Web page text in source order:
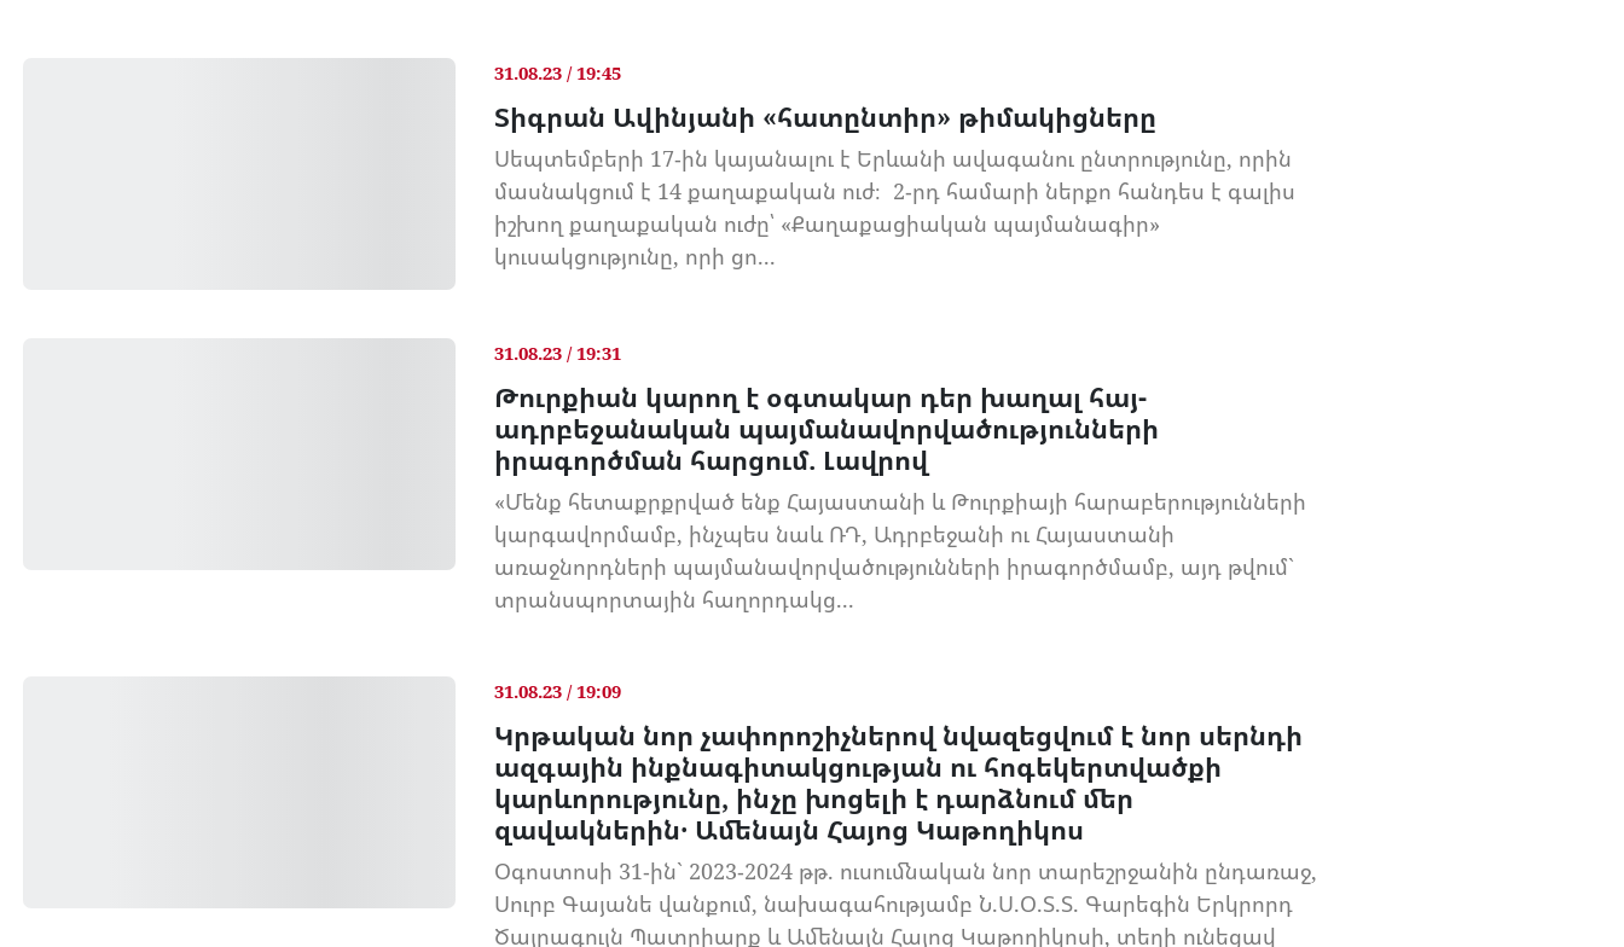
31.08.23 / 19:45
Տիգրան Ավինյանի «հատընտիր» թիմակիցները
Սեպտեմբերի 17-ին կայանալու է Երևանի ավագանու ընտրությունը, որին
մասնակցում է 14 քաղաքական ուժ։ 2-րդ համարի ներքո հանդես է գալիս
իշխող քաղաքական ուժը՝ «Քաղաքացիական պայմանագիր»
կուսակցությունը, որի ցո...
31.08.23 / 19:31
Թուրքիան կարող է օգտակար դեր խաղալ հայ-
ադրբեջանական պայմանավորվածությունների
իրագործման հարցում. Լավրով
«Մենք հետաքրքրված ենք Հայաստանի և Թուրքիայի հարաբերությունների
կարգավորմամբ, ինչպես նաև ՌԴ, Ադրբեջանի ու Հայաստանի
առաջնորդների պայմանավորվածությունների իրագործմամբ, այդ թվում`
տրանսպորտային հաղորդակց...
31.08.23 / 19:09
Կրթական նոր չափորոշիչներով նվազեցվում է նոր սերնդի
ազգային ինքնագիտակցության ու հոգեկերտվածքի
կարևորությունը, ինչը խոցելի է դարձնում մեր
զավակներին․ Ամենայն Հայոց Կաթողիկոս
Օգոստոսի 31-ին` 2023-2024 թթ. ուսումնական նոր տարեշրջանին ընդառաջ,
Սուրբ Գայանե վանքում, նախագահությամբ Ն.Ս.Օ.Տ.Տ. Գարեգին Երկրորդ
Ծայրագույն Պատրիարք և Ամենայն Հայոց Կաթողիկոսի, տեղի ունեցավ